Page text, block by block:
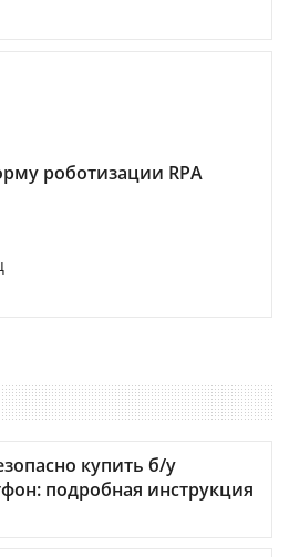
роботизации RPA
купить б/у
подробная инструкция